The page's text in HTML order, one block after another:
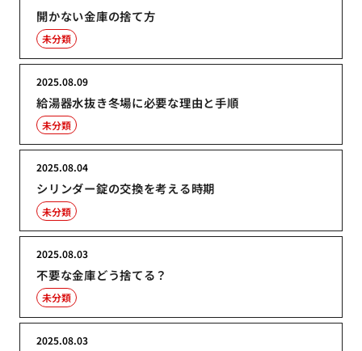
開かない金庫の捨て方
未分類
給湯器水抜き冬場に必要な理由と手順
2025.08.09
未分類
シリンダー錠の交換を考える時期
2025.08.04
未分類
不要な金庫どう捨てる？
2025.08.03
未分類
2025.08.03